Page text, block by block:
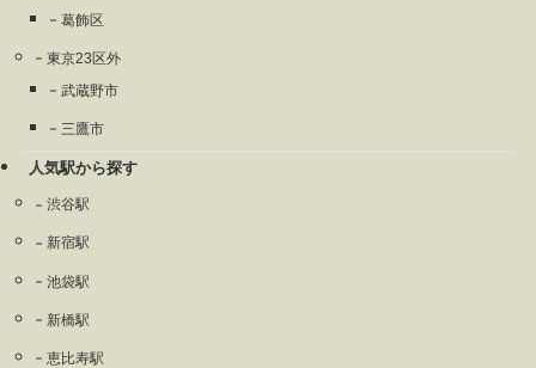
葛飾区
東京23区外
武蔵野市
三鷹市
人気駅から探す
渋谷駅
新宿駅
池袋駅
新橋駅
恵比寿駅